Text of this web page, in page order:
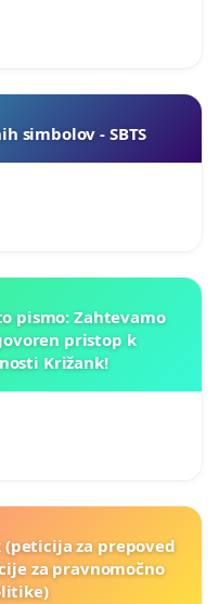
simbolov - SBTS
pismo: Zahtevamo
pristop k
Križank!
za prepoved
za pravnomočno